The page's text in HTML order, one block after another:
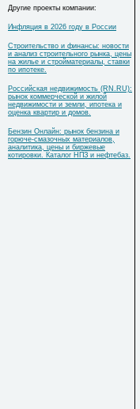
Другие проекты компании:
Инфляция в 2026 году в России
Строительство и финансы: новости
и анализ строительного рынка, цены
на жилье и стройматериалы, ставки
по ипотеке.
Российская недвижимость (RN.RU):
рынок коммерческой и жилой
недвижимости и земли, ипотека и
оценка квартир и домов.
Бензин Онлайн: рынок бензина и
горюче-смазочных материалов,
аналитика, цены и биржевые
котировки. Каталог НПЗ и нефтебаз.